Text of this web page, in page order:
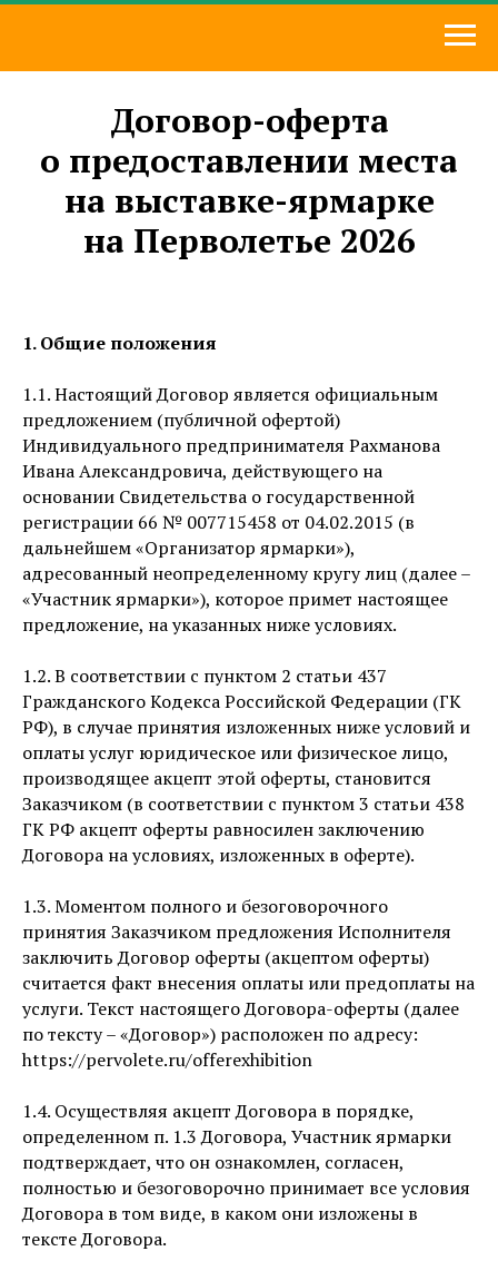
Договор-оферта
о предоставлении места
на выставке-ярмарке
на Перволетье 2026
1. Общие положения
1.1. Настоящий Договор является официальным
предложением (публичной офертой)
Индивидуального предпринимателя Рахманова
Ивана Александровича, действующего на
основании Свидетельства о государственной
регистрации 66 № 007715458 от 04.02.2015 (в
дальнейшем «Организатор ярмарки»),
адресованный неопределенному кругу лиц (далее –
«Участник ярмарки»), которое примет настоящее
предложение, на указанных ниже условиях.
1.2. В соответствии с пунктом 2 статьи 437
Гражданского Кодекса Российской Федерации (ГК
РФ), в случае принятия изложенных ниже условий и
оплаты услуг юридическое или физическое лицо,
производящее акцепт этой оферты, становится
Заказчиком (в соответствии с пунктом 3 статьи 438
ГК РФ акцепт оферты равносилен заключению
Договора на условиях, изложенных в оферте).
1.3. Моментом полного и безоговорочного
принятия Заказчиком предложения Исполнителя
заключить Договор оферты (акцептом оферты)
считается факт внесения оплаты или предоплаты на
услуги. Текст настоящего Договора-оферты (далее
по тексту – «Договор») расположен по адресу:
https://pervolete.ru/offerexhibition
1.4. Осуществляя акцепт Договора в порядке,
определенном п. 1.3 Договора, Участник ярмарки
подтверждает, что он ознакомлен, согласен,
полностью и безоговорочно принимает все условия
Договора в том виде, в каком они изложены в
тексте Договора.